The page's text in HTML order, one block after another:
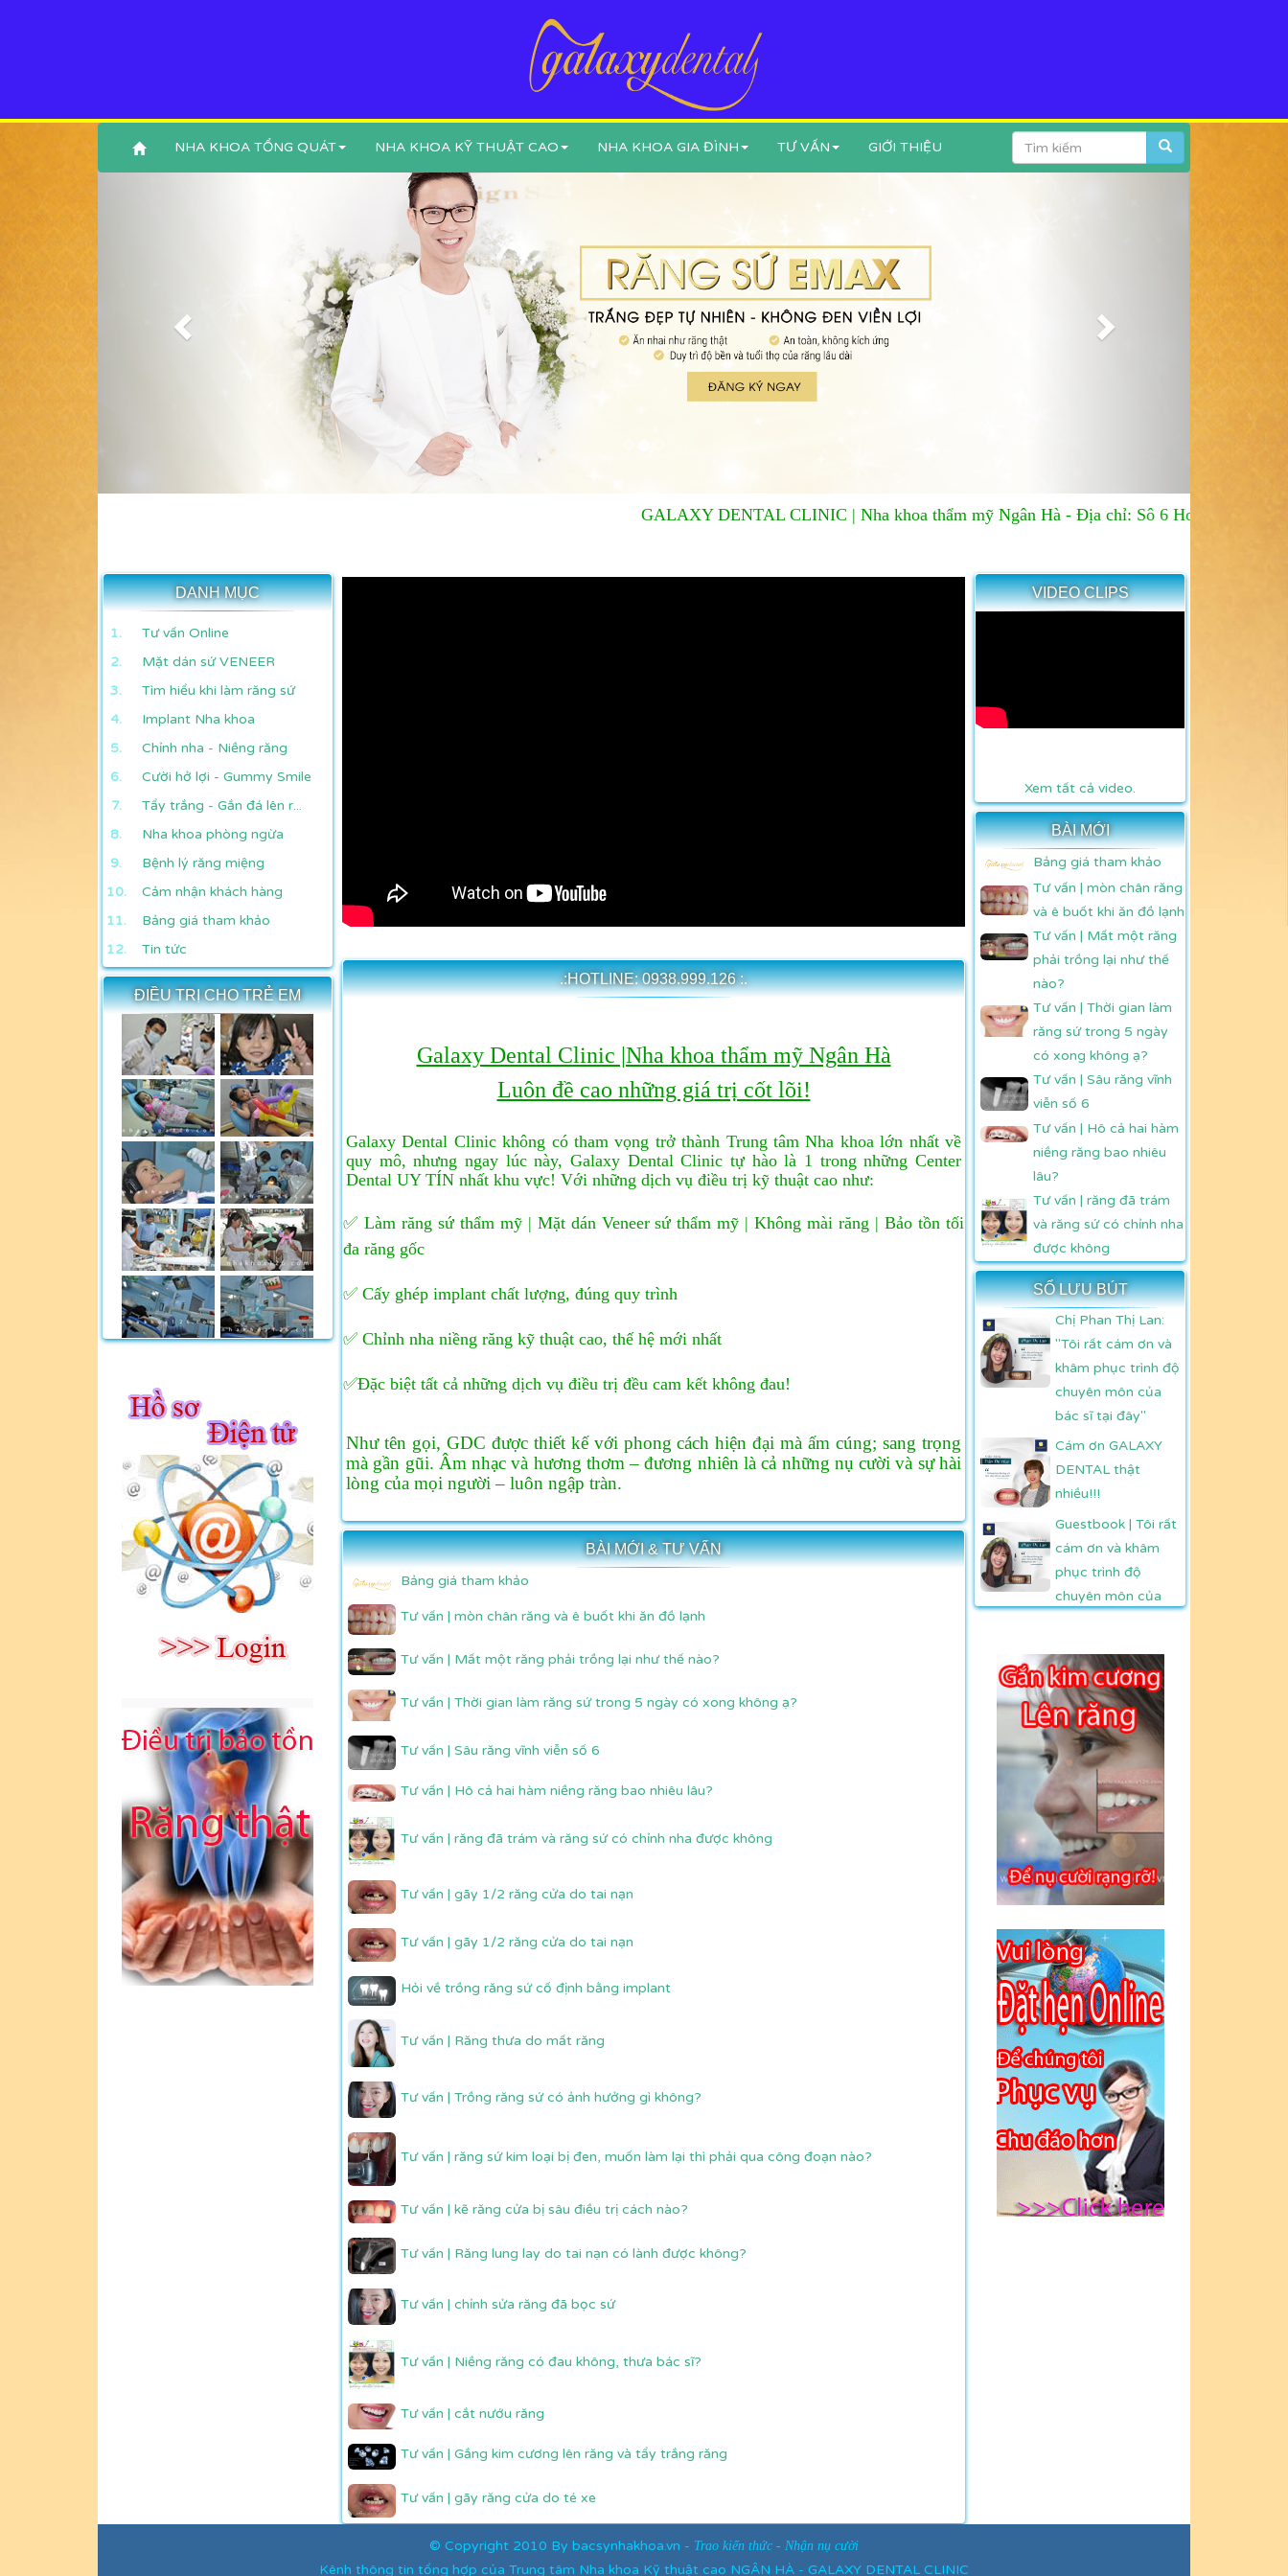
NHA KHOA TỔNG QUÁT NHA KHOA KỸ THUẬT CAO NHA KHOA GIA ĐÌNH TƯ VẤN GIỚI THIỆU
Next
GALAXY DENTAL CLINIC |Nha khoa thẩm mỹ Ngân Hà-Địa chỉ: Sô 6 Hoa Phượng, P2, Quận
DANH MỤC
Tư vấn Online
Mặt dán sứ VENEER
Tìm hiểu khi làm răng sứ
Implant Nha khoa
Chỉnh nha - Niềng răng
Cười hở lợi - Gummy Smile
Tẩy trắng - Gắn đá lên r...
Nha khoa phòng ngừa
Bệnh lý răng miệng
Cảm nhận khách hàng
Bảng giá tham khảo
Tin tức
ĐIỀU TRỊ CHO TRẺ EM
.:HOTLINE: 0938.999.126 :.
Galaxy Dental Clinic |Nha khoa thẩm mỹ Ngân Hà
Luôn đề cao những giá trị cốt lõi!
Galaxy Dental Clinic không có tham vọng trở thành Trung tâm Nha khoa lớn nhất về
quy mô, nhưng ngay lúc này, Galaxy Dental Clinic tự hào là 1 trong những Center
Dental UY TÍN nhất khu vực! Với những dịch vụ điều trị kỹ thuật cao như:
✅ Làm răng sứ thẩm mỹ | Mặt dán Veneer sứ thẩm mỹ | Không mài răng | Bảo tồn tối
đa răng gốc
✅ Cấy ghép implant chất lượng, đúng quy trình
✅ Chỉnh nha niềng răng kỹ thuật cao, thế hệ mới nhất
✅Đặc biệt tất cả những dịch vụ điều trị đều cam kết không đau!
Như tên gọi, GDC được thiết kế với phong cách hiện đại mà ấm cúng; sang trọng
mà gần gũi. Âm nhạc và hương thơm – đương nhiên là cả những nụ cười và sự hài
lòng của mọi người – luôn ngập tràn.
BÀI MỚI & TƯ VẤN
Bảng giá tham khảo
Tư vấn | mòn chân răng và ê buốt khi ăn đồ lạnh
Tư vấn | Mất một răng phải trồng lại như thế nào?
Tư vấn | Thời gian làm răng sứ trong 5 ngày có xong không ạ?
Tư vấn | Sâu răng vĩnh viễn số 6
Tư vấn | Hô cả hai hàm niềng răng bao nhiêu lâu?
Tư vấn | răng đã trám và răng sứ có chỉnh nha được không
Tư vấn | gãy 1/2 răng cửa do tai nạn
Tư vấn | gãy 1/2 răng cửa do tai nạn
Hỏi về trồng răng sứ cố định bằng implant
Tư vấn | Răng thưa do mất răng
Tư vấn | Trồng răng sứ có ảnh hưởng gì không?
Tư vấn | răng sứ kim loại bị đen, muốn làm lại thì phải qua công đoạn nào?
Tư vấn | kẽ răng cửa bị sâu điều trị cách nào?
Tư vấn | Răng lung lay do tai nạn có lành được không?
Tư vấn | chỉnh sửa răng đã bọc sứ
Tư vấn | Niềng răng có đau không, thưa bác sĩ?
Tư vấn | cắt nướu răng
Tư vấn | Gắng kim cương lên răng và tẩy trắng răng
Tư vấn | gãy răng cửa do té xe
VIDEO CLIPS
Xem tất cả video.
BÀI MỚI
Bảng giá tham khảo
Tư vấn | mòn chân răng
và ê buốt khi ăn đồ lạnh
Tư vấn | Mất một răng
phải trồng lại như thế
nào?
Tư vấn | Thời gian làm
răng sứ trong 5 ngày
có xong không ạ?
Tư vấn | Sâu răng vĩnh
viễn số 6
Tư vấn | Hô cả hai hàm
niềng răng bao nhiêu
lâu?
Tư vấn | răng đã trám
và răng sứ có chỉnh nha
được không
SỔ LƯU BÚT
Chị Phan Thị Lan:
"Tôi rất cám ơn và
khâm phục trình độ
chuyên môn của
bác sĩ tại đây"
Cám ơn GALAXY
DENTAL thật
nhiều!!!
Guestbook | Tôi rất
cám ơn và khâm
phục trình độ
chuyên môn của
Guestbook | Cám
ơn Bác sỹ GALAXY
DENTAL
Guestbook | Cám
ơn bác sỹ đã giúp
em có hàm răng rất
đẹp và ưng ý -
Nguyễn Thu Trang
Bé Thu Tâm: "Xin
chân thành cám ơn
Nha khoa Ngân Hà
đã tận tình giúp đỡ
em trong quá trình
điều chỉnh răng do
quan tâm tận tình
© Copyright 2010 By bacsynhakhoa.vn - Trao kiến thức - Nhận nụ cười
Kênh thông tin tổng hợp của Trung tâm Nha khoa Kỹ thuật cao NGÂN HÀ - GALAXY DENTAL CLINIC